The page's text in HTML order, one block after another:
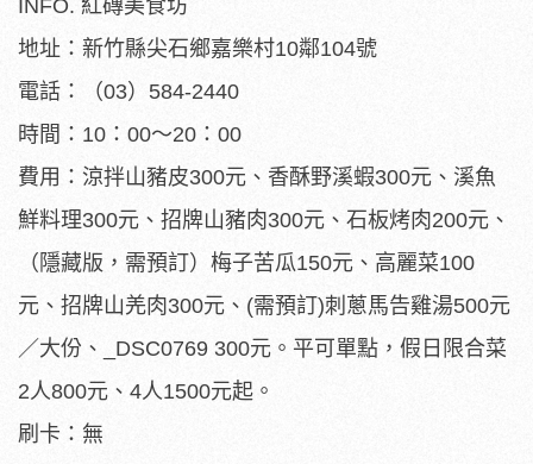
INFO. 紅磚美食坊
地址：新竹縣尖石鄉嘉樂村10鄰104號
電話：（03）584-2440
時間：10：00～20：00
費用：涼拌山豬皮300元、香酥野溪蝦300元、溪魚
鮮料理300元、招牌山豬肉300元、石板烤肉200元、
（隱藏版，需預訂）梅子苦瓜150元、高麗菜100
元、招牌山羌肉300元、(需預訂)刺蔥馬告雞湯500元
／大份、_DSC0769 300元。平可單點，假日限合菜
2人800元、4人1500元起。
刷卡：無